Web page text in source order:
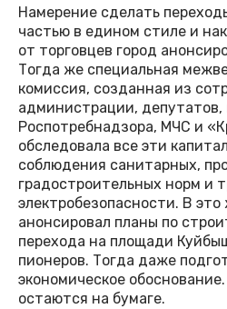
Намерение сделать
частью в едином стиле и
от торговцев город
Тогда же специальная
комиссия, созданная из
администрации, депутатов,
Роспотребнадзора, МЧС и
обследовала все эти
соблюдения санитарных,
градостроительных норм и
электробезопасности. В
анонсировал планы по
перехода на площади
пионеров. Тогда даже
экономическое
остаются на бумаге.